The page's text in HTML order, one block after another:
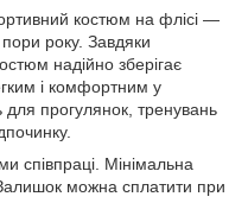
костюм на флісі —
року. Завдяки
надійно зберігає
і комфортним у
для прогулянок, тренувань
співпраці. Мінімальна
можна сплатити при